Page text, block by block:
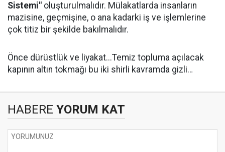
Sistemi" oluşturulmalıdır. Mülakatlarda insanların
mazisine, geçmişine, o ana kadarki iş ve işlemlerine
çok titiz bir şekilde bakılmalıdır.
Önce dürüstlük ve liyakat...Temiz topluma açılacak
kapının altın tokmağı bu iki shirli kavramda gizli…
HABERE YORUM KAT